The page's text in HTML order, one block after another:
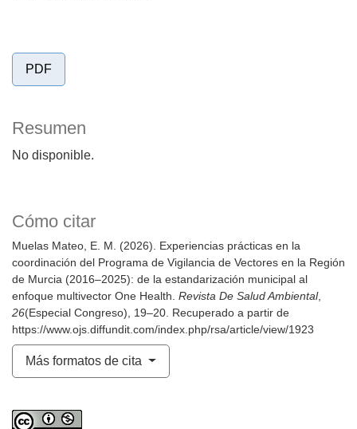
PDF
Cómo citar
Muelas Mateo, E. M. (2026). Experiencias prácticas en la
coordinación del Programa de Vigilancia de Vectores en la Región
de Murcia (2016–2025): de la estandarización municipal al
enfoque multivector One Health. Revista De Salud Ambiental,
26(Especial Congreso), 19–20. Recuperado a partir de
https://www.ojs.diffundit.com/index.php/rsa/article/view/1923
Más formatos de cita
Resumen
No disponible.